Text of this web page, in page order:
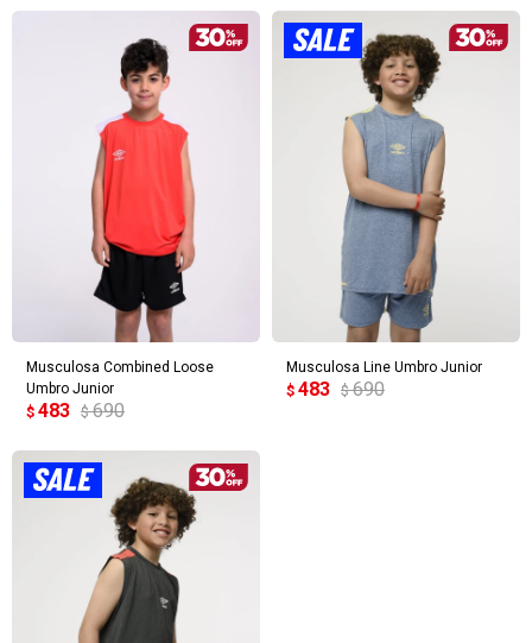
Musculosa Combined Loose
Umbro Junior
$ 483 $ 690
Musculosa Line Umbro Junior
$ 483 $ 690